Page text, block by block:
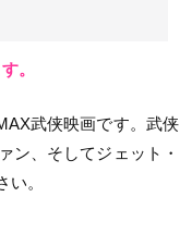
。
武侠映画です。武侠
ン、そしてジェット・
。